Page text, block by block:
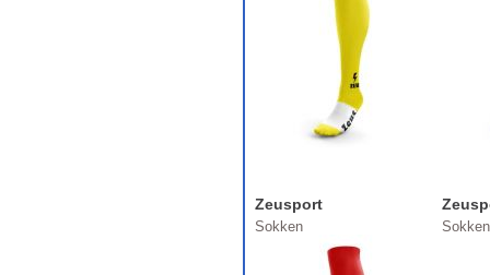
Zeusport
Sokken Sokken